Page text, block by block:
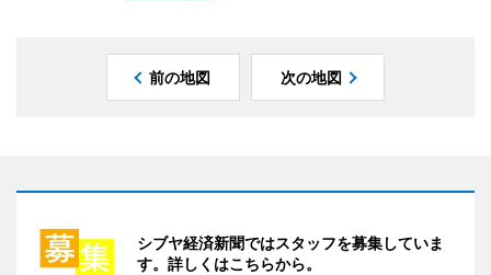
前の地図 次の地図
シブヤ経済新聞ではスタッフを募集していま
す。詳しくはこちらから。